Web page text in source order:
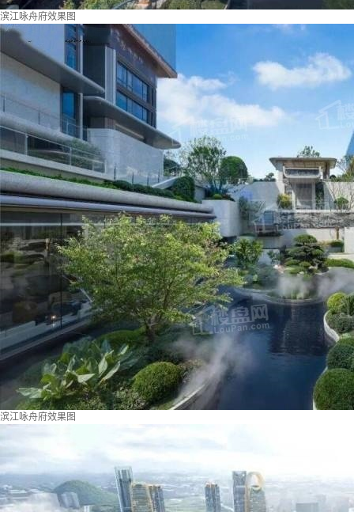
滨江咏舟府效果图
滨江咏舟府效果图